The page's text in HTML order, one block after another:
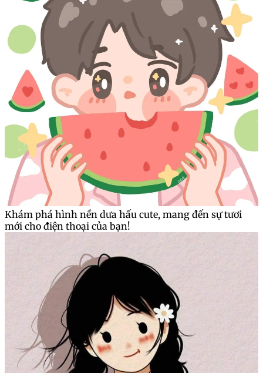
Hình nền quả dưa hấu cute giúp bạn thêm phần đáng
yêu và nổi bật!
Khám phá hình nền dưa hấu cute, mang đến sự tươi
mới cho điện thoại của bạn!